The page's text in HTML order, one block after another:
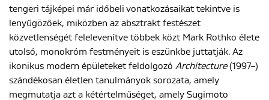
tengeri tájképei már időbeli vonatkozásaikat tekintve is
lenyűgözőek, miközben az absztrakt festészet
közvetlenségét felelevenítve többek közt Mark Rothko élete
utolsó, monokróm festményeit is eszünkbe juttatják. Az
ikonikus modern épületeket feldolgozó Architecture(1997–)
szándékosan életlen tanulmányok sorozata, amely
megmutatja azt a kétértelműséget, amely Sugimoto